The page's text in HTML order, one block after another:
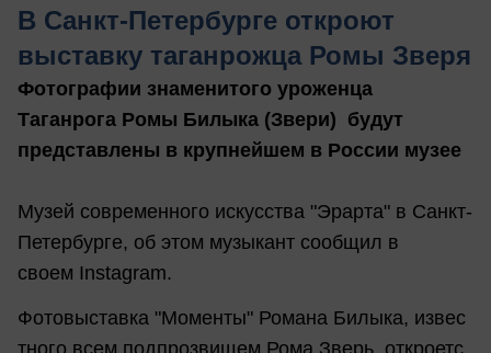
В Санкт-Петербурге откроют
выставку таганрожца Ромы Зверя
Фотографии знаменитого уроженца
Таганрога Ромы Билыка (Звери) будут
представлены в крупнейшем в России музее
Музей современного искусства "Эрарта" в Санкт-
Петербурге, об этом музыкант сообщил в
своем Instagram.
Фотовыставка "Моменты" Романа Билыка, извес